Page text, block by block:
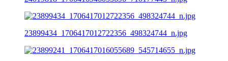
23899434_1706417012722356_498324744_n.jpg